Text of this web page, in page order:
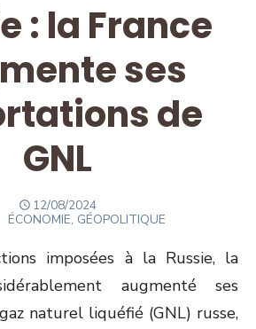
: la France
ses
de
GNL
POSTED
ON
12/08/2024
ÉCONOMIE, GÉOPOLITIQUE
imposées à la Russie, la
augmenté ses
naturel liquéfié (GNL) russe,